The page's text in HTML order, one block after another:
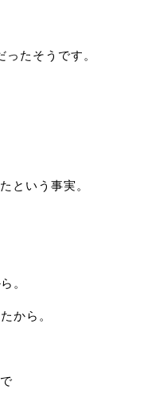
たそうです。
という事実。
。
から。